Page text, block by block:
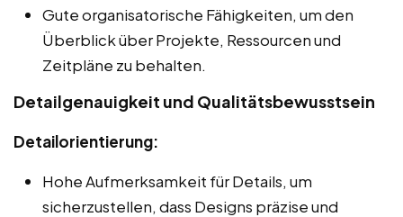
Gute organisatorische Fähigkeiten, um den
Überblick über Projekte, Ressourcen und
Zeitpläne zu behalten.
Detailgenauigkeit und Qualitätsbewusstsein
Detailorientierung:
Hohe Aufmerksamkeit für Details, um
sicherzustellen, dass Designs präzise und